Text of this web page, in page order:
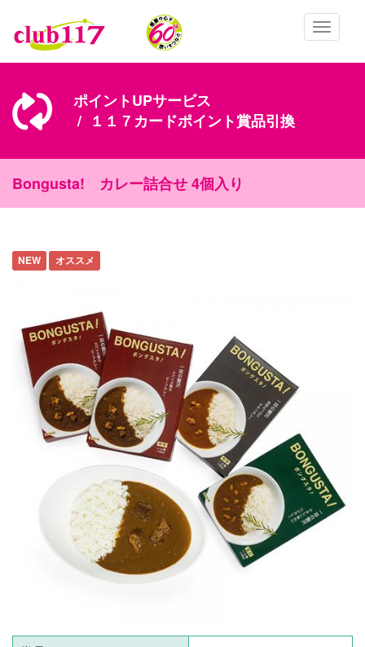
Toggle
ポイントUPサービス
１１７カードポイント賞品引換
Bongusta! カレー詰合せ 4個入り
NEW オススメ